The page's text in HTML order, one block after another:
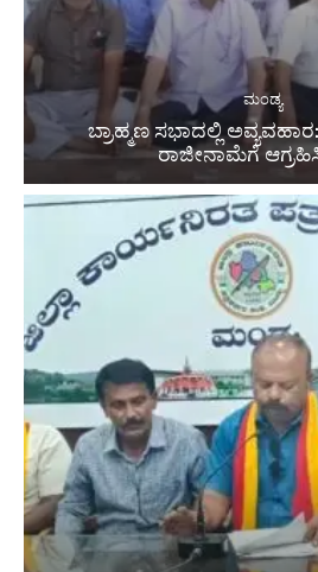
ಮಂಡ್ಯ
ಬ್ರಾಹ್ಮಣ ಸಭಾದಲ್ಲಿ
ರಾಜೀನಾಮೆಗೆ